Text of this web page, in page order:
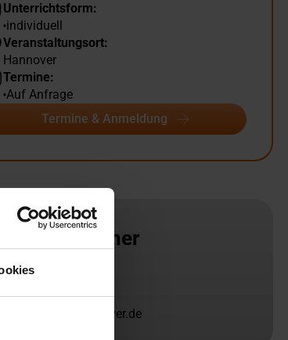
Unterrichtsform:
individuell
Veranstaltungsort:
Hannover
Termine:
Auf Anfrage
Termine & Anmeldung
511 219 62-971
hannover.de